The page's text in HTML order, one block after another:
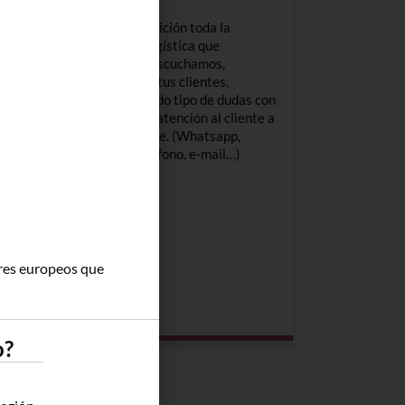
Ten a tu disposición toda la
experiencia logística que
necesites, te escuchamos,
escuchamos a tus clientes,
resolvemos todo tipo de dudas con
un servicio de atención al cliente a
vuestro alcance. (Whatsapp,
Telegram, Teléfono, e-mail…)
europeos que